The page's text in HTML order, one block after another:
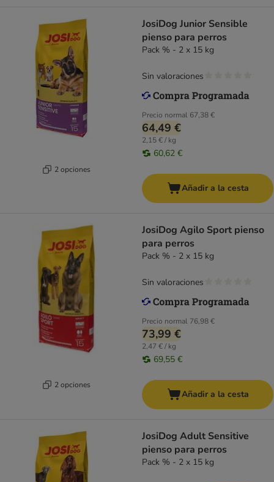
2 opciones
JosiDog Junior Sensible
pienso para perros
Pack % - 2 x 15 kg
Precio normal 67,38 €
64,49 €
2,15 € / kg
60,62 €
Sin valoraciones
Añadir a la cesta
2 opciones
JosiDog Agilo Sport pienso
para perros
Pack % - 2 x 15 kg
Precio normal 76,98 €
73,99 €
2,47 € / kg
69,55 €
Sin valoraciones
Añadir a la cesta
JosiDog Adult Sensitive
pienso para perros
Pack % - 2 x 15 kg